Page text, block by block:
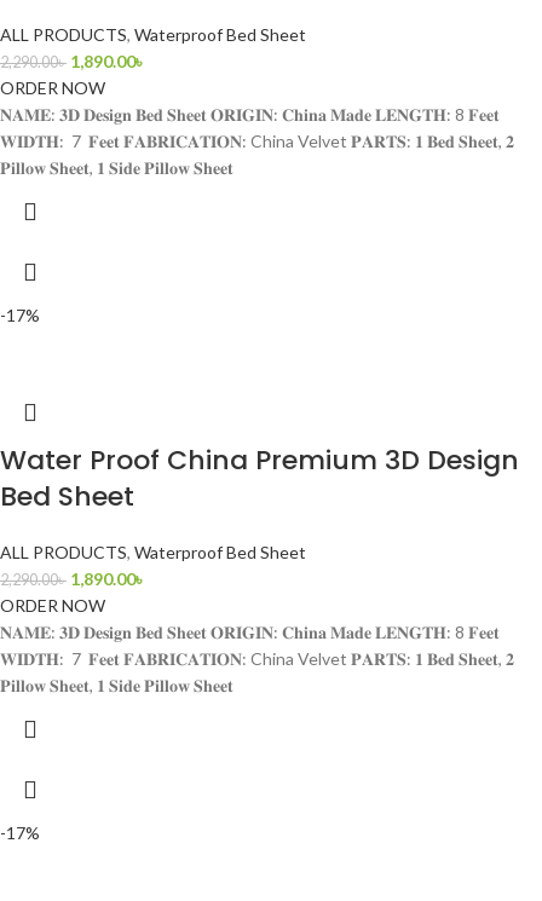
ALL PRODUCTS, Waterproof Bed Sheet
2,290.00৳ 1,890.00৳
ORDER NOW
𝐍𝐀𝐌𝐄: 𝟑𝐃 𝐃𝐞𝐬𝐢𝐠𝐧 𝐁𝐞𝐝 𝐒𝐡𝐞𝐞𝐭 𝐎𝐑𝐈𝐆𝐈𝐍: 𝐂𝐡𝐢𝐧𝐚 𝐌𝐚𝐝𝐞 𝐋𝐄𝐍𝐆𝐓𝐇: 8 𝐅𝐞𝐞𝐭
𝐖𝐈𝐃𝐓𝐇: 7 𝐅𝐞𝐞𝐭 𝐅𝐀𝐁𝐑𝐈𝐂𝐀𝐓𝐈𝐎𝐍: China Velvet 𝐏𝐀𝐑𝐓𝐒: 𝟏 𝐁𝐞𝐝 𝐒𝐡𝐞𝐞𝐭, 𝟐
𝐏𝐢𝐥𝐥𝐨𝐰 𝐒𝐡𝐞𝐞𝐭, 𝟏 𝐒𝐢𝐝𝐞 𝐏𝐢𝐥𝐥𝐨𝐰 𝐒𝐡𝐞𝐞𝐭
-17%
Water Proof China Premium 3D Design
Bed Sheet
ALL PRODUCTS, Waterproof Bed Sheet
2,290.00৳ 1,890.00৳
ORDER NOW
𝐍𝐀𝐌𝐄: 𝟑𝐃 𝐃𝐞𝐬𝐢𝐠𝐧 𝐁𝐞𝐝 𝐒𝐡𝐞𝐞𝐭 𝐎𝐑𝐈𝐆𝐈𝐍: 𝐂𝐡𝐢𝐧𝐚 𝐌𝐚𝐝𝐞 𝐋𝐄𝐍𝐆𝐓𝐇: 8 𝐅𝐞𝐞𝐭
𝐖𝐈𝐃𝐓𝐇: 7 𝐅𝐞𝐞𝐭 𝐅𝐀𝐁𝐑𝐈𝐂𝐀𝐓𝐈𝐎𝐍: China Velvet 𝐏𝐀𝐑𝐓𝐒: 𝟏 𝐁𝐞𝐝 𝐒𝐡𝐞𝐞𝐭, 𝟐
𝐏𝐢𝐥𝐥𝐨𝐰 𝐒𝐡𝐞𝐞𝐭, 𝟏 𝐒𝐢𝐝𝐞 𝐏𝐢𝐥𝐥𝐨𝐰 𝐒𝐡𝐞𝐞𝐭
-17%